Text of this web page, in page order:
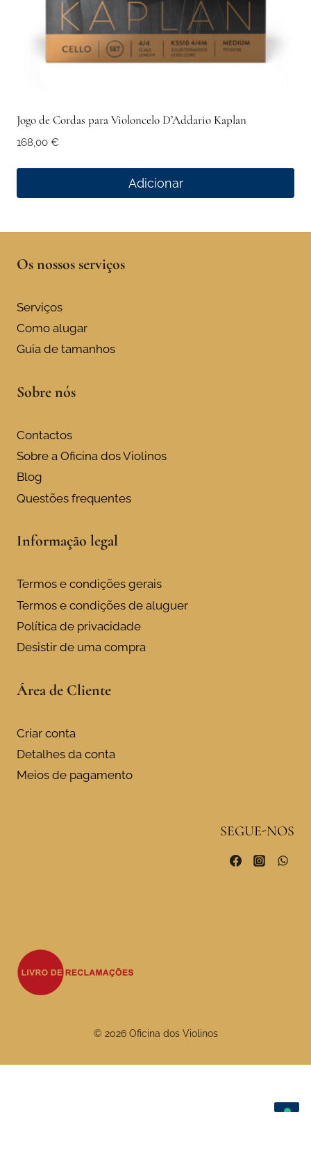
Jogo de Cordas para Violoncelo D’Addario Kaplan
168,00 €
Adicionar
Os nossos serviços
Serviços
Como alugar
Guia de tamanhos
Sobre nós
Contactos
Sobre a Oficina dos Violinos
Blog
Questões frequentes
Informação legal
Termos e condições gerais
Termos e condições de aluguer
Política de privacidade
Desistir de uma compra
Área de Cliente
Criar conta
Detalhes da conta
Meios de pagamento
SEGUE-NOS
© 2026 Oficina dos Violinos